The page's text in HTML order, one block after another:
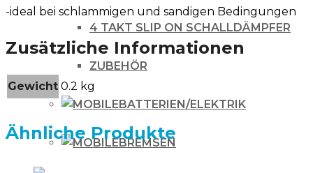
4 TAKT SLIP ON SCHALLDÄMPFER
ZUBEHÖR
BATTERIEN/ELEKTRIK
BREMSEN
-ideal bei schlammigen und sandigen Bedingungen
Zusätzliche Informationen
Gewicht 0.2 kg
Ähnliche Produkte